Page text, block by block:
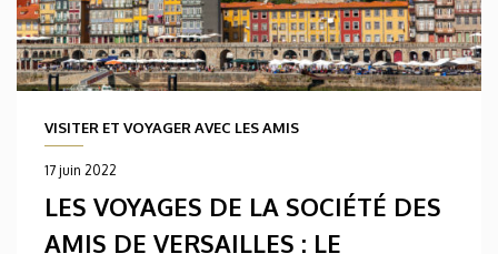
VISITER ET VOYAGER AVEC LES AMIS
17 juin 2022
LES VOYAGES DE LA SOCIÉTÉ DES
AMIS DE VERSAILLES : LE